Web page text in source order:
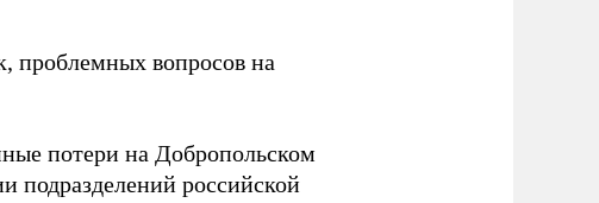
проблемных вопросов на
потери на Добропольском
подразделений российской